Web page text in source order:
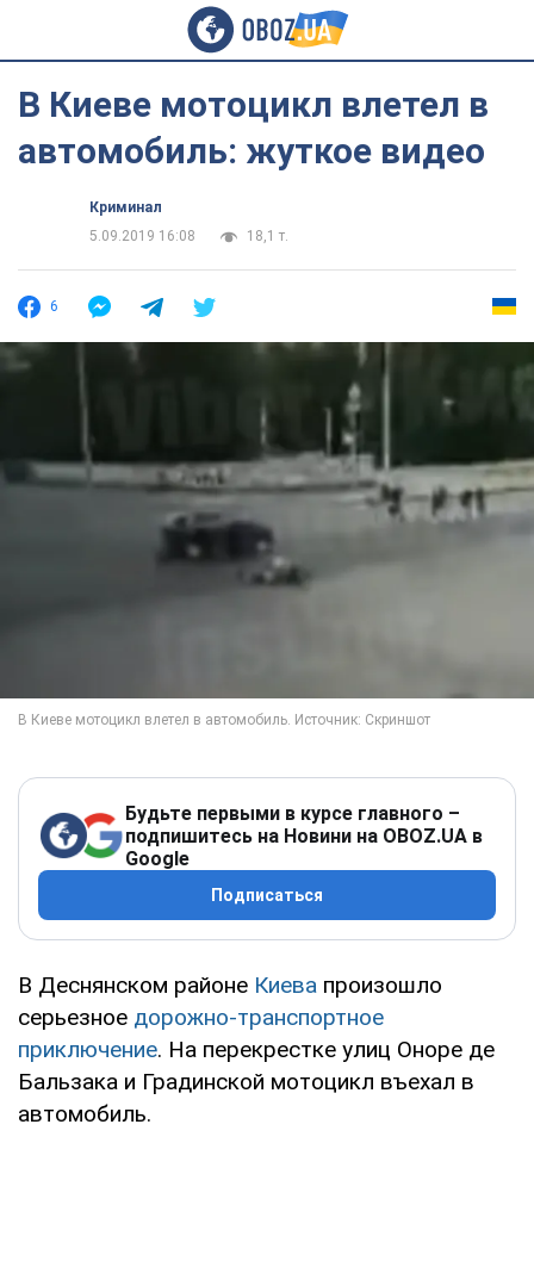
В Киеве мотоцикл влетел в
автомобиль: жуткое видео
Криминал
5.09.2019 16:08
18,1 т.
6
Будьте первыми в курсе главного –
подпишитесь на Новини на OBOZ.UA в
Google
Подписаться
В Деснянском районе Киева произошло
серьезное дорожно-транспортное
приключение. На перекрестке улиц Оноре де
Бальзака и Градинской мотоцикл въехал в
автомобиль.